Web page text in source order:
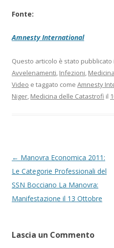
Fonte:
Amnesty International
Questo articolo è stato pubblicato
Avvelenamenti, Infezioni,
Video e taggato come Amnesty
Niger, Medicina delle Catastrofi il
Navigazione articolo
← Manovra Economica 2011:
Le Categorie Professionali del
SSN Bocciano La Manovra:
Manifestazione il 13 Ottobre
Lascia un Commento